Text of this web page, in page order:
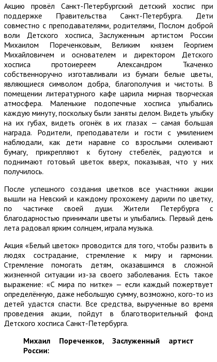
Акцию провёл Санкт-Петербургский детский хоспис при
поддержке Правительства Санкт-Петербурга. Дети
совместно с преподавателями, родителями, Послом доброй
воли Детского хосписа, Заслуженным артистом России
Михаилом Пореченковым, Великим князем Георгием
Михайловичем и основателем и директором Детского
хосписа протоиереем Александром Ткаченко
собственноручно изготавливали из бумаги белые цветы,
являющиеся символом добра, благополучия и чистоты. В
помещении литературного кафе царила мирная творческая
атмосфера. Маленькие подопечные хосписа улыбались
каждую минуту, поскольку были заняты делом. Видеть улыбку
на их губах, видеть огонёк в их глазах — самая большая
награда. Родители, преподаватели и гости с умилением
наблюдали, как дети наравне со взрослыми склеивают
бумагу, прикрепляют к бутону стебелёк, радуются и
поднимают готовый цветок вверх, показывая, что у них
получилось.
После успешного создания цветков все участники акции
вышли на Невский и каждому прохожему дарили по цветку,
по частичке своей души. Жители Петербурга с
благодарностью принимали цветы и улыбались. Первый день
лета радовал ярким солнцем, играла музыка.
Акция «Белый цветок» проводится для того, чтобы развить в
людях сострадание, стремление к миру и гармонии.
Стремление помогать детям, оказавшимся в сложной
жизненной ситуации из-за своего заболевания. Есть такое
выражение: «С мира по нитке» — если каждый пожертвует
определённую, даже небольшую сумму, возможно, кого-то из
детей удастся спасти. Все средства, вырученные во время
проведения акции, пойдут в благотворительный фонд
Детского хосписа Санкт-Петербурга.
Михаил Пореченков, Заслуженный артист
России: